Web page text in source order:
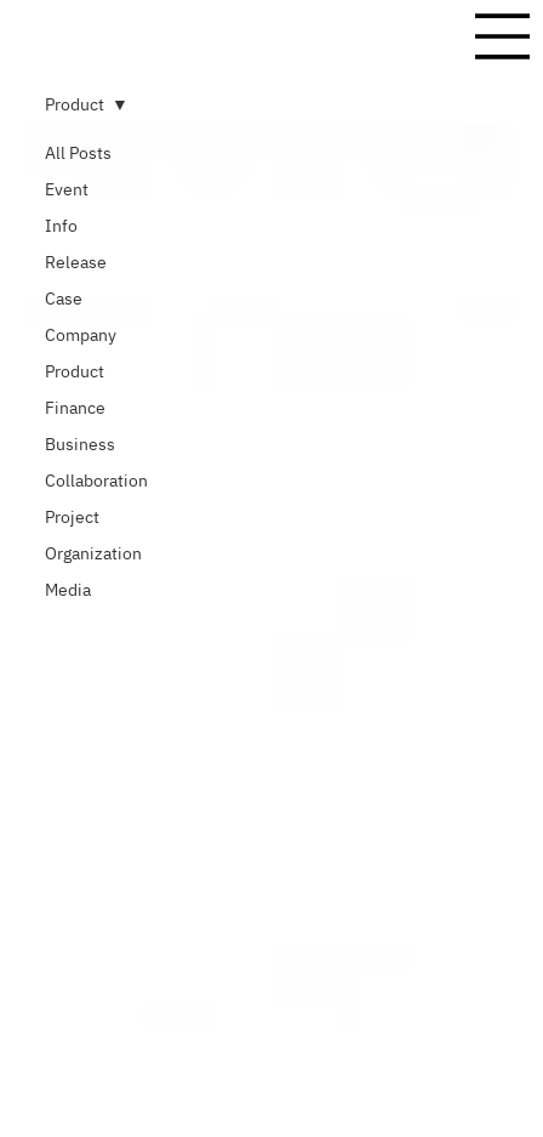
All Posts
Event
Info
Release
Case
Company
Product
Finance
Business
Collaboration
Project
Organization
Media
Product